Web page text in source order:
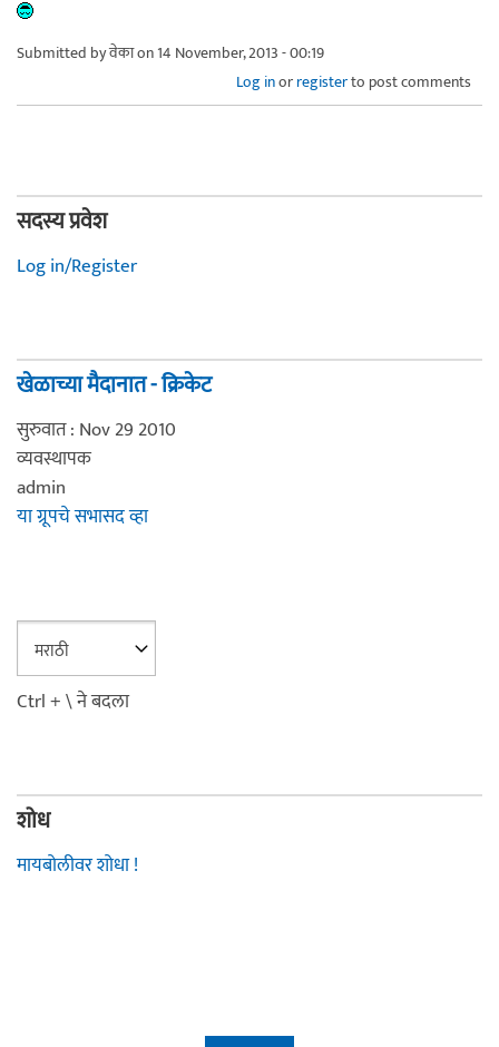
Submitted byवेकाon 14 November, 2013 - 00:19
Log inorregisterto post comments
सदस्य प्रवेश
Log in/Register
खेळाच्या मैदानात - क्रिकेट
सुरुवात : Nov 29 2010
व्यवस्थापक
admin
या ग्रूपचे सभासद व्हा
Ctrl + \ ने बदला
शोध
मायबोलीवर शोधा !